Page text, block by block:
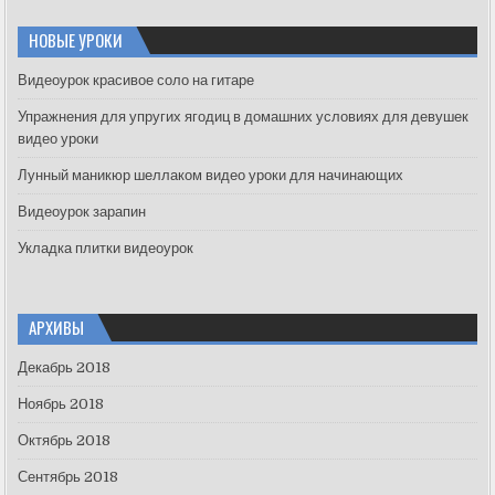
h
f
r
:
НОВЫЕ УРОКИ
Видеоурок красивое соло на гитаре
Упражнения для упругих ягодиц в домашних условиях для девушек
видео уроки
Лунный маникюр шеллаком видео уроки для начинающих
Видеоурок зарапин
Укладка плитки видеоурок
АРХИВЫ
Декабрь 2018
Ноябрь 2018
Октябрь 2018
Сентябрь 2018